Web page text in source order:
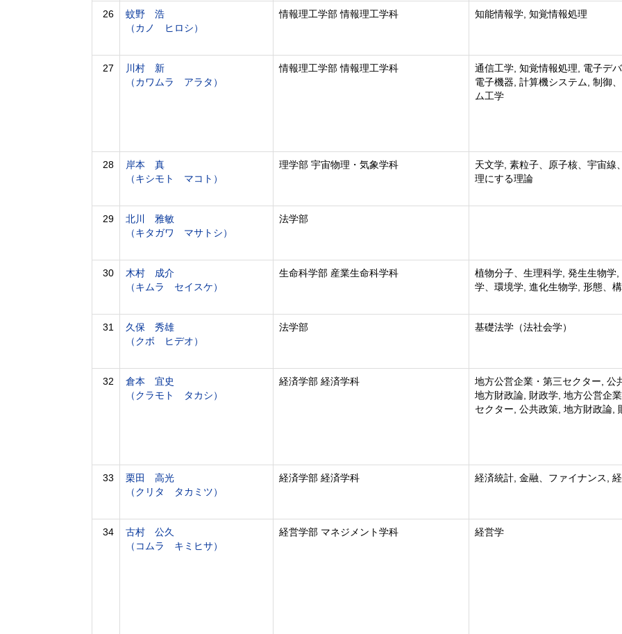
26
蚊野 浩
（カノ ヒロシ）
情報理工学部 情報理工学科 知能情報学, 知覚情報処理
27
川村 新
（カワムラ アラタ）
情報理工学部 情報理工学科
通信工学, 知覚情報処理, 電子デ
電子機器, 計算機システム, 制御
ム工学
28
岸本 真
（キシモト マコト）
理学部 宇宙物理・気象学科
天文学, 素粒子、原子核、宇宙線
理にする理論
29
北川 雅敏
（キタガワ マサトシ）
法学部
30
木村 成介
（キムラ セイスケ）
生命科学部 産業生命科学科
植物分子、生理科学, 発生生物学,
学、環境学, 進化生物学, 形態、
31
久保 秀雄
（クボ ヒデオ）
法学部 基礎法学（法社会学）
32
倉本 宜史
（クラモト タカシ）
経済学部 経済学科
地方公営企業・第三セクター, 公
地方財政論, 財政学, 地方公営企
セクター, 公共政策, 地方財政論,
33
栗田 高光
（クリタ タカミツ）
経済学部 経済学科 経済統計, 金融、ファイナンス,
34
古村 公久
（コムラ キミヒサ）
経営学部 マネジメント学科 経営学